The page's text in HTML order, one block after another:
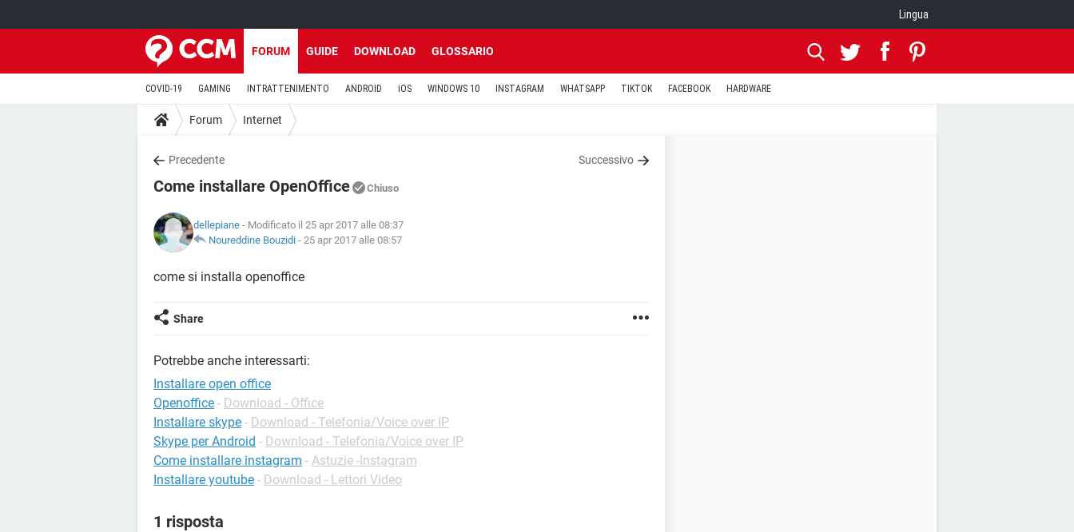
Lingua
FORUM GUIDE DOWNLOAD GLOSSARIO
COVID-19 GAMING INTRATTENIMENTO ANDROID iOS WINDOWS 10 INSTAGRAM WHATSAPP TIKTOK FACEBOOK HARDWARE
Forum Internet
Precedente Successivo
Come installare OpenOffice Chiuso
dellepiane - Modificato il 25 apr 2017 alle 08:37
Noureddine Bouzidi - 25 apr 2017 alle 08:57
come si installa openoffice
Share
Potrebbe anche interessarti:
Installare open office
Openoffice - Download - Office
Installare skype - Download - Telefonia/Voice over IP
Skype per Android - Download - Telefonia/Voice over IP
Come installare instagram - Astuzie -Instagram
Installare youtube - Download - Lettori Video
1 risposta